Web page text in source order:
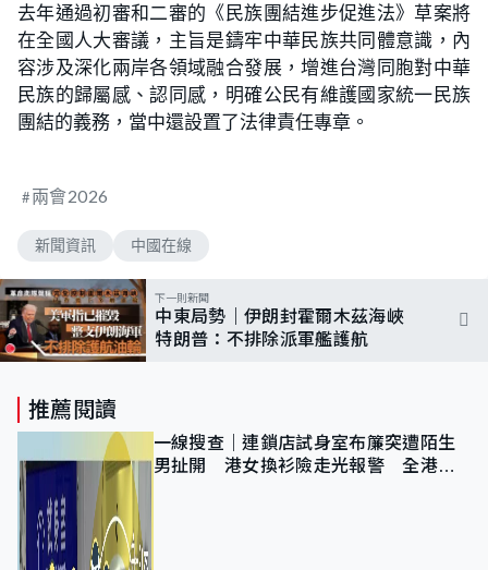
去年通過初審和二審的《民族團結進步促進法》草案將
在全國人大審議，主旨是鑄牢中華民族共同體意識，內
容涉及深化兩岸各領域融合發展，增進台灣同胞對中華
民族的歸屬感、認同感，明確公民有維護國家統一民族
團結的義務，當中還設置了法律責任專章。
兩會2026
新聞資訊 中國在線
下一則新聞
中東局勢｜伊朗封霍爾木茲海峽
特朗普：不排除派軍艦護航
推薦閱讀
一線搜查｜連鎖店試身室布簾突遭陌生
男扯開 港女換衫險走光報警 全港分